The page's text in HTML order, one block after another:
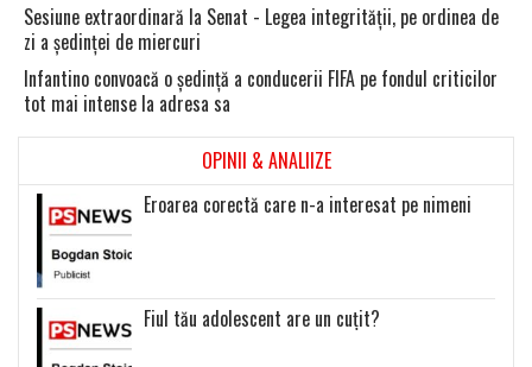
Sesiune extraordinară la Senat - Legea integrităţii, pe ordinea de
zi a şedinţei de miercuri
Infantino convoacă o şedinţă a conducerii FIFA pe fondul criticilor
tot mai intense la adresa sa
OPINII & ANALIIZE
Eroarea corectă care n-a interesat pe nimeni
Fiul tău adolescent are un cuțit?